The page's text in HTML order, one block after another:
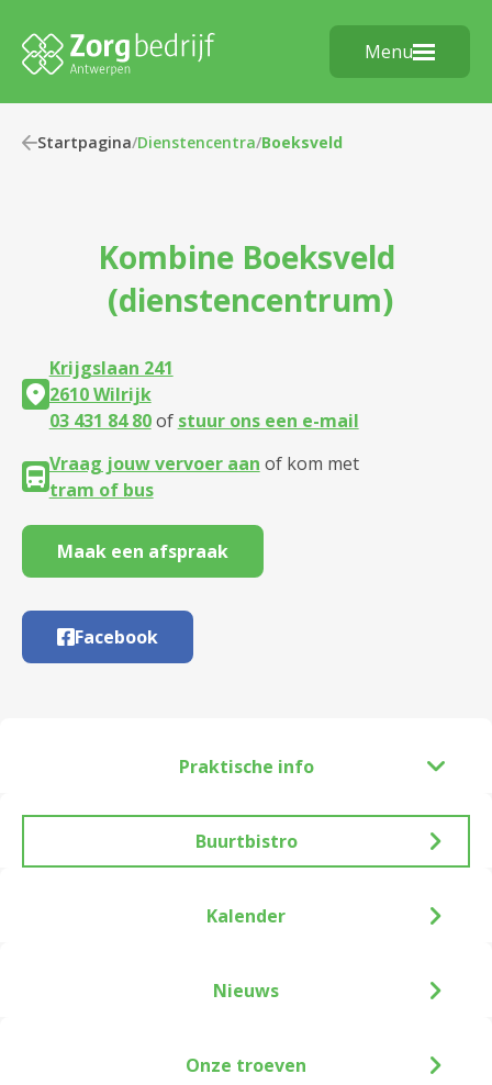
Menu
Startpagina/Dienstencentra/Boeksveld
Kombine Boeksveld
(dienstencentrum)
Krijgslaan 241
2610 Wilrijk
03 431 84 80of stuur ons een e-mail
Vraag jouw vervoer aan of kom met
tram of bus
Maak een afspraak
Facebook
Praktische info
Buurtbistro
Kalender
Nieuws
Onze troeven